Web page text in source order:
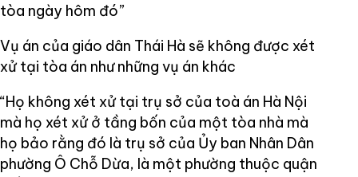
tòa ngày hôm đó”
Vụ án của giáo dân Thái Hà sẽ không được xét
xử tại tòa án như những vụ án khác
“Họ không xét xử tại trụ sở của toà án Hà Nội
mà họ xét xử ở tầng bốn của một tòa nhà mà
họ bảo rằng đó là trụ sở của Ủy ban Nhân Dân
phường Ô Chỗ Dừa, là một phường thuộc quận